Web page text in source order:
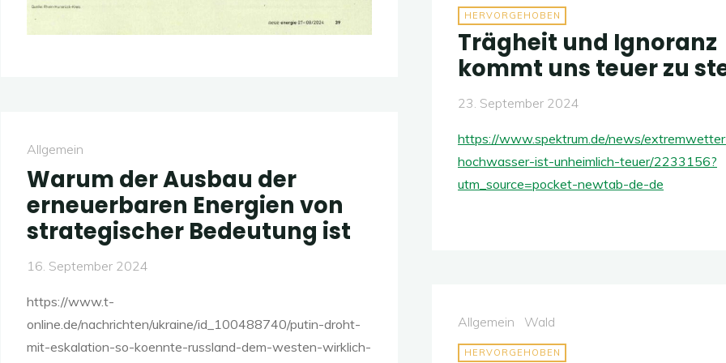
HERVORGEHOBEN
Trägheit und Ignoranz
kommt uns teuer zu
23. September 2024
https://www.spektrum.de/news/
hochwasser-ist-unheimlich-teuer/2233156?
utm_source=pocket-newtab-de-de
Allgemein
Warum der Ausbau der
erneuerbaren Energien von
strategischer Bedeutung ist
16. September 2024
https://www.t-
online.de/nachrichten/ukraine/id_100488740/putin-droht-
mit-eskalation-so-koennte-russland-dem-westen-wirklich-
Allgemein Wald
HERVORGEHOBEN